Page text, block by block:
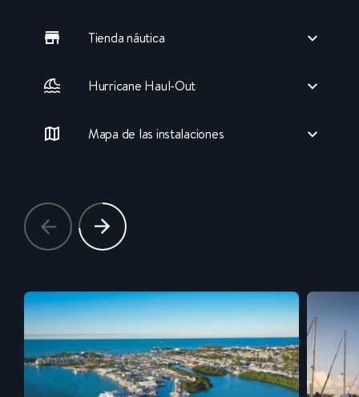
Tienda náutica
Hurricane Haul-Out
Mapa de las instalaciones